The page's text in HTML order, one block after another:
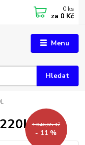
Menu
Hledat
0 ks
za 0 Kč
1 046,65 Kč
- 11 %